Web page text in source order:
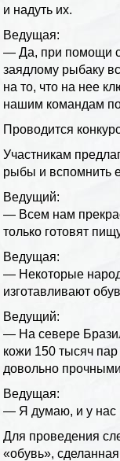
и надуть их.
Ведущая:
— Да, при помощи
заядлому рыбаку
на то, что на нее
нашим командам
Проводится
Участникам
рыбы и вспомнить
Ведущий:
— Всем нам
только готовят
Ведущая:
— Некоторые
изготавливают
Ведущий:
— На севере
кожи 150 тысяч
довольно
Ведущая:
— Я думаю, и у нас
Для проведения
«обувь»,